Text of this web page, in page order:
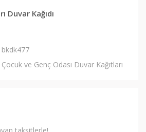
Duvar Kağıdı
bkdk477
Çocuk ve Genç Odası Duvar Kağıtları